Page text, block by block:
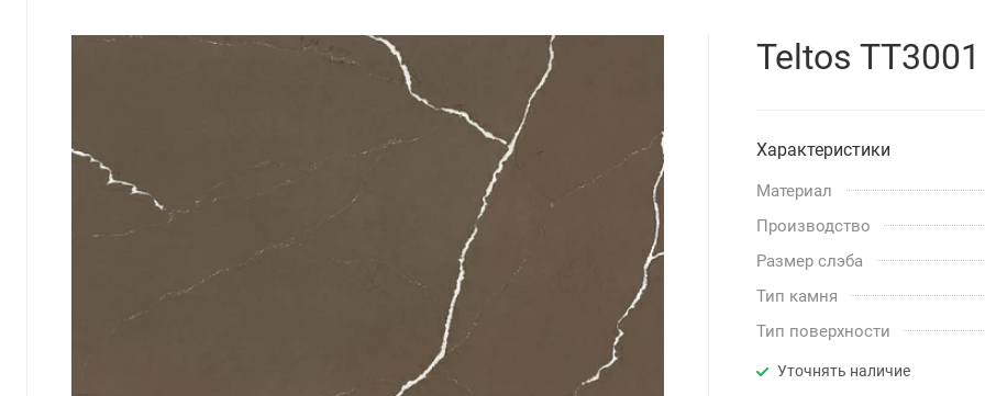
Teltos
Характеристики
Материал
Производство
Размер слэба
Тип камня
Тип поверхности
Уточнять наличие